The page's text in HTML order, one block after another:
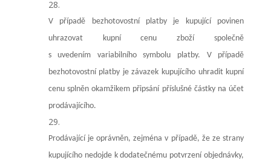
V případě bezhotovostní platby je kupující povinen
uhrazovat kupní cenu zboží společně
s uvedením variabilního symbolu platby. V případě
bezhotovostní platby je závazek kupujícího uhradit kupní
cenu splněn okamžikem připsání příslušné částky na účet
prodávajícího.
Prodávající je oprávněn, zejména v případě, že ze strany
kupujícího nedojde k dodatečnému potvrzení objednávky,